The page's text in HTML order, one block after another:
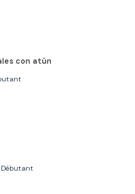
con atún
Débutant